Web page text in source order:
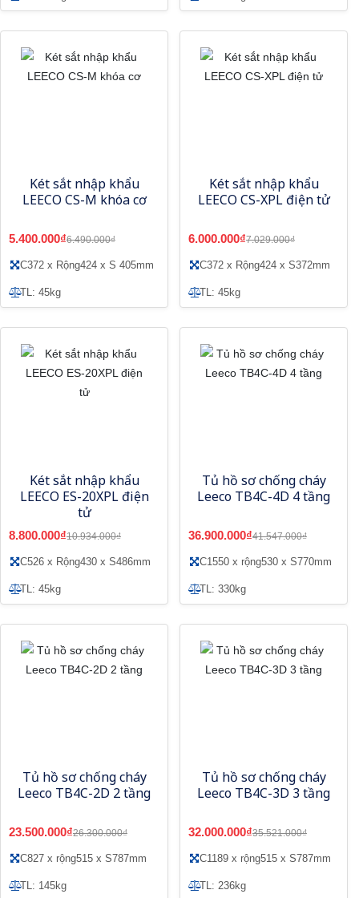
Két sắt nhập khẩu
LEECO CS-M khóa cơ
5.400.000₫6.490.000₫
C372 x Rộng424 x S 405mm
TL: 45kg
Két sắt nhập khẩu
LEECO CS-XPL điện tử
6.000.000₫7.029.000₫
C372 x Rộng424 x S372mm
TL: 45kg
Két sắt nhập khẩu
LEECO ES-20XPL điện
tử
8.800.000₫10.934.000₫
C526 x Rộng430 x S486mm
TL: 45kg
Tủ hồ sơ chống cháy
Leeco TB4C-4D 4 tầng
36.900.000₫41.547.000₫
C1550 x rộng530 x S770mm
TL: 330kg
Tủ hồ sơ chống cháy
Leeco TB4C-2D 2 tầng
23.500.000₫26.300.000₫
C827 x rộng515 x S787mm
TL: 145kg
Tủ hồ sơ chống cháy
Leeco TB4C-3D 3 tầng
32.000.000₫35.521.000₫
C1189 x rộng515 x S787mm
TL: 236kg